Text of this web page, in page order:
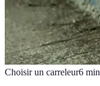
Choisir un carreleur6 min